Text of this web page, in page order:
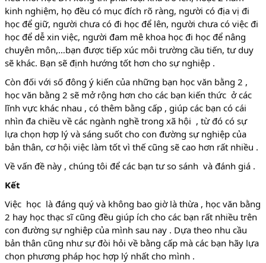
kinh nghiệm, họ đều có mục đích rõ ràng, người có địa vị đi
học để giữ, người chưa có đi học để lên, người chưa có việc đi
học để dễ xin việc, người đam mê khoa học đi học để nâng
chuyên môn,…bạn được tiếp xúc môi trường cầu tiến, tư duy
sẽ khác. Bạn sẽ định hướng tốt hơn cho sự nghiệp .
Còn đối với số đông ý kiến của những bạn học văn bằng 2 ,
học văn bằng 2 sẽ mở rộng hơn cho các bạn kiến thức ở các
lĩnh vực khác nhau , có thêm bằng cấp , giúp các bạn có cái
nhìn đa chiều về các ngành nghề trong xã hội , từ đó có sự
lựa chọn hợp lý và sáng suốt cho con đường sự nghiệp của
bản thân, cơ hội việc làm tốt vì thế cũng sẽ cao hơn rất nhiều .
Về vấn đề này , chúng tôi để các bạn tư so sánh và đánh giá .
Kết
Việc học là đáng quý và không bao giờ là thừa , học văn bằng
2 hay học thạc sĩ cũng đều giúp ích cho các bạn rất nhiều trên
con đường sự nghiệp của mình sau nay . Dựa theo nhu cầu
bản thân cũng như sự đòi hỏi về bằng cấp mà các bạn hãy lựa
chọn phương pháp học hợp lý nhất cho mình .